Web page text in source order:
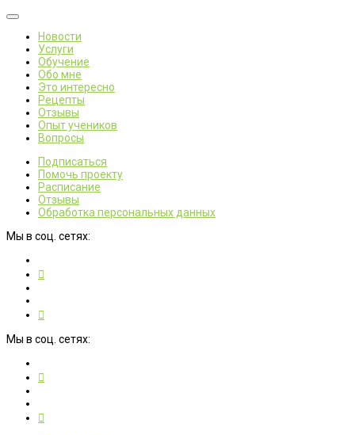
Новости
Услуги
Обучение
Обо мне
Это интересно
Рецепты
Отзывы
Опыт учеников
Вопросы
Подписаться
Помочь проекту
Расписание
Отзывы
Обработка персональных данных
Мы в соц. сетях:
Мы в соц. сетях: